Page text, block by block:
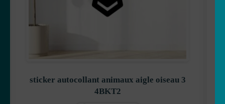
sticker autocollant animaux aigle oiseau 3
4BKT2